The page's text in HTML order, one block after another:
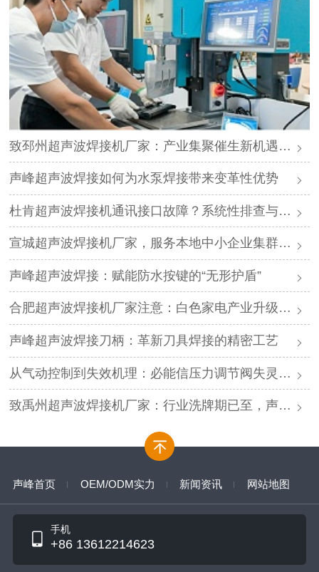
致邳州超声波焊接机厂家：产业集聚催生新机遇，声峰源头工厂邀您抱团发展
声峰超声波焊接如何为水泵焊接带来变革性优势
杜肯超声波焊接机通讯接口故障？系统性排查与专业解决方案
宣城超声波焊接机厂家，服务本地中小企业集群，声峰ODM贴牌助您轻装上阵
声峰超声波焊接：赋能防水按键的“无形护盾”
合肥超声波焊接机厂家注意：白色家电产业升级，声峰源头工厂诚邀加盟
声峰超声波焊接刀柄：革新刀具焊接的精密工艺
从气动控制到失效机理：必能信压力调节阀失灵的深度解析与专业修复
致禹州超声波焊接机厂家：行业洗牌期已至，声峰源头工厂邀您抱团取暖
声峰首页 OEM/ODM实力 新闻资讯 网站地图
手机
+86 13612214623